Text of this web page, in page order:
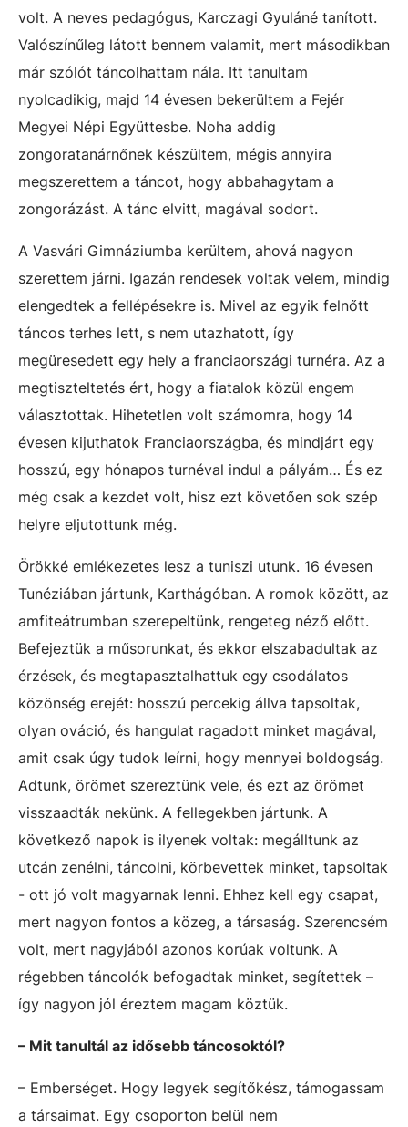
volt. A neves pedagógus, Karczagi Gyuláné tanított.
Valószínűleg látott bennem valamit, mert másodikban
már szólót táncolhattam nála. Itt tanultam
nyolcadikig, majd 14 évesen bekerültem a Fejér
Megyei Népi Együttesbe. Noha addig
zongoratanárnőnek készültem, mégis annyira
megszerettem a táncot, hogy abbahagytam a
zongorázást. A tánc elvitt, magával sodort.
A Vasvári Gimnáziumba kerültem, ahová nagyon
szerettem járni. Igazán rendesek voltak velem, mindig
elengedtek a fellépésekre is. Mivel az egyik felnőtt
táncos terhes lett, s nem utazhatott, így
megüresedett egy hely a franciaországi turnéra. Az a
megtiszteltetés ért, hogy a fiatalok közül engem
választottak. Hihetetlen volt számomra, hogy 14
évesen kijuthatok Franciaországba, és mindjárt egy
hosszú, egy hónapos turnéval indul a pályám… És ez
még csak a kezdet volt, hisz ezt követően sok szép
helyre eljutottunk még.
Örökké emlékezetes lesz a tuniszi utunk. 16 évesen
Tunéziában jártunk, Karthágóban. A romok között, az
amfiteátrumban szerepeltünk, rengeteg néző előtt.
Befejeztük a műsorunkat, és ekkor elszabadultak az
érzések, és megtapasztalhattuk egy csodálatos
közönség erejét: hosszú percekig állva tapsoltak,
olyan ováció, és hangulat ragadott minket magával,
amit csak úgy tudok leírni, hogy mennyei boldogság.
Adtunk, örömet szereztünk vele, és ezt az örömet
visszaadták nekünk. A fellegekben jártunk. A
következő napok is ilyenek voltak: megálltunk az
utcán zenélni, táncolni, körbevettek minket, tapsoltak
- ott jó volt magyarnak lenni. Ehhez kell egy csapat,
mert nagyon fontos a közeg, a társaság. Szerencsém
volt, mert nagyjából azonos korúak voltunk. A
régebben táncolók befogadtak minket, segítettek –
így nagyon jól éreztem magam köztük.
– Mit tanultál az idősebb táncosoktól?
– Emberséget. Hogy legyek segítőkész, támogassam
a társaimat. Egy csoporton belül nem